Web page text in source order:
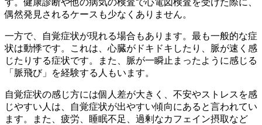
す。健康診断や他の病気の検査で心電図検査を受けた際に、
偶然発見されるケースも少なくありません。
一方で、自覚症状が現れる場合もあります。最も一般的な症
状は動悸です。これは、心臓がドキドキしたり、脈が速く感
じたりする症状です。また、脈が一瞬止まったように感じる
「脈飛び」
を経験する人もいます。
自覚症状の感じ方には個人差が大きく、 不安やストレスを感
じやすい人 は、自覚症状が出やすい傾向にあると言われてい
ます。また、疲労、睡眠不足、過剰なカフェイン摂取など